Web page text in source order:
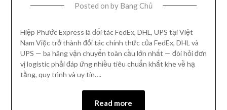
Posted on by Bang Chủ
Hiệp Phước Express là đối tác FedEx, DHL, UPS tại Việt
Nam Việc trở thành đối tác chính thức của FedEx, DHL và
UPS — ba hãng vận chuyển toàn cầu lớn nhất — đòi hỏi đơn
vị logistic phải đáp ứng nhiều tiêu chuẩn khắt khe về hạ
tầng, quy trình và uy tín….
Read more